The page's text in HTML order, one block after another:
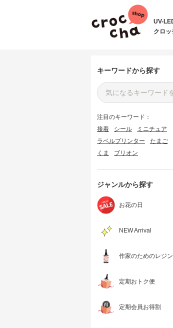
UV-
クロ
キーワードから探す
注目のキーワード：
接着
シール
ミニチュア
ラベルプリンター
たまご
くま
ブリオン
ジャンルから探す
お花の日
NEW Arrival
作家のためのレジン
定期おトク便
定期会員お得割